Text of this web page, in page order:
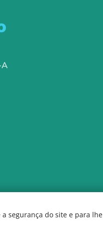
segurança do site e para lhe